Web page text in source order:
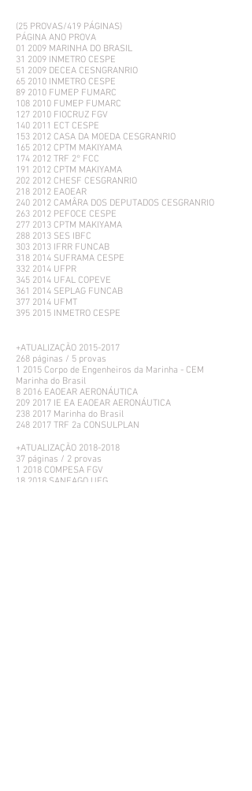
(25 PROVAS/419 PÁGINAS)
PÁGINA ANO PROVA
01 2009 MARINHA DO BRASIL
31 2009 INMETRO CESPE
51 2009 DECEA CESNGRANRIO
65 2010 INMETRO CESPE
89 2010 FUMEP FUMARC
108 2010 FUMEP FUMARC
127 2010 FIOCRUZ FGV
140 2011 ECT CESPE
153 2012 CASA DA MOEDA CESGRANRIO
165 2012 CPTM MAKIYAMA
174 2012 TRF 2° FCC
191 2012 CPTM MAKIYAMA
202 2012 CHESF CESGRANRIO
218 2012 EAOEAR
240 2012 CAMÂRA DOS DEPUTADOS CESGRANRIO
263 2012 PEFOCE CESPE
277 2013 CPTM MAKIYAMA
288 2013 SES IBFC
303 2013 IFRR FUNCAB
318 2014 SUFRAMA CESPE
332 2014 UFPR
345 2014 UFAL COPEVE
361 2014 SEPLAG FUNCAB
377 2014 UFMT
395 2015 INMETRO CESPE
+ATUALIZAÇÃO 2015-2017
268 páginas / 5 provas
1 2015 Corpo de Engenheiros da Marinha - CEM
Marinha do Brasil
8 2016 EAOEAR AERONÁUTICA
209 2017 IE EA EAOEAR AERONÁUTICA
238 2017 Marinha do Brasil
248 2017 TRF 2a CONSULPLAN
+ATUALIZAÇÃO 2018-2018
37 páginas / 2 provas
1 2018 COMPESA FGV
18 2018 SANEAGO UFG